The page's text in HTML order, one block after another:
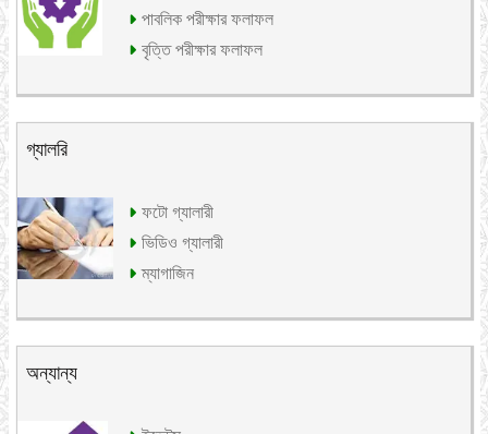
পাবলিক পরীক্ষার ফলাফল
বৃত্তি পরীক্ষার ফলাফল
গ্যালরি
ফটো গ্যালারী
ভিডিও গ্যালারী
ম্যাগাজিন
অন্যান্য